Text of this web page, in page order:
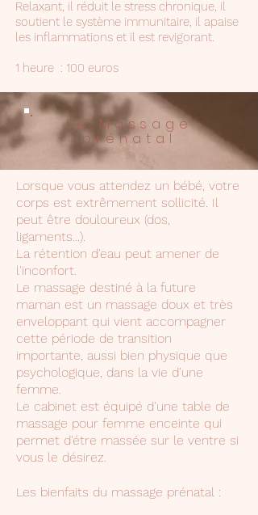
Relaxant, il réduit le stress chronique, il
soutient le système immunitaire, il apaise
les inflammations et il est revigorant.
1 heure : 100 euros
Le Massage
prénatal
Lorsque vous attendez un bébé, votre
corps est extrêmement sollicité. Il
peut être douloureux (dos,
ligaments...).
La rétention d'eau peut amener de
l'inconfort.
Le massage destiné à la future
maman est un massage doux et très
enveloppant qui vient accompagner
cette période de transition
importante, aussi bien physique que
psychologique, dans la vie d’une
femme.
Le cabinet est équipé d'une table de
massage pour femme enceinte qui
permet d'étre massée sur le ventre si
vous le désirez.
Les bienfaits du massage prénatal :